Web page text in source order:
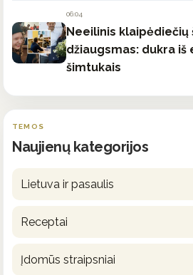
06:04
Neeilinis klaipėdiečių
džiaugsmas: dukra iš
šimtukais
TEMOS
Naujienų kategorijos
Lietuva ir pasaulis
Receptai
Įdomūs straipsniai